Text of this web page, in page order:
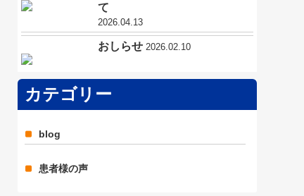
て
2026.04.13
おしらせ 2026.02.10
カテゴリー
blog
患者様の声